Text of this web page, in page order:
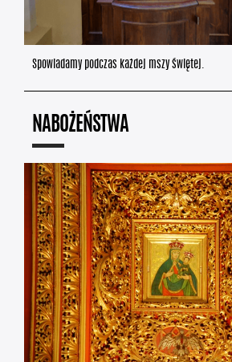
Spowiadamy podczas każdej mszy świętej.
NABOŻEŃSTWA